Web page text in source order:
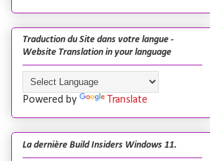
Traduction du Site dans votre langue -
Website Translation in your language
Powered by Translate
La dernière Build Insiders Windows 11.